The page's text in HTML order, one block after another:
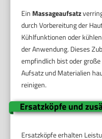
Ein Massageaufsatz
durch Vorbereitung der
Kühlfunktionen oder
der Anwendung. Dieses
empfindlich bist oder
Aufsatz und Materialien
reinigen.
Ersatzköpfe und
Ersatzköpfe erhalten